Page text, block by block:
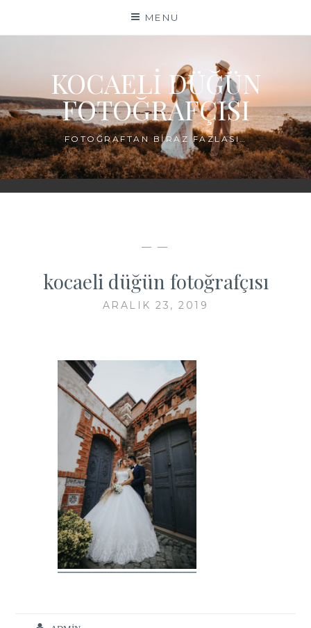
MENU
KOCAELI DÜĞÜN
FOTOĞRAFÇISI
FOTOĞRAFTAN BIRAZ FAZLASI…
— —
kocaeli düğün fotoğrafçısı
ARALIK 23, 2019